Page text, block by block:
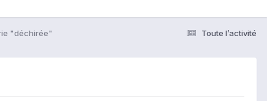
Toute l’activité
"déchirée"